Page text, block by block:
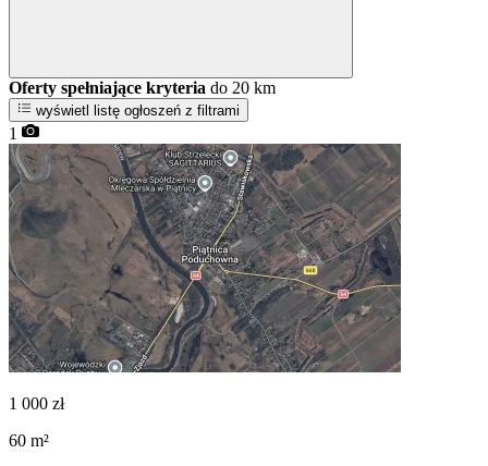
Oferty spełniające kryteria do 20 km
wyświetl listę ogłoszeń z filtrami
1
1 000 zł
60 m²